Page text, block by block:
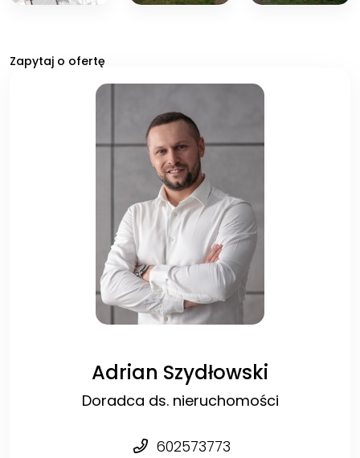
Zapytaj o ofertę
Adrian Szydłowski
Doradca ds. nieruchomości
602573773